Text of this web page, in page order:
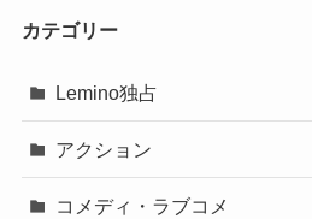
カテゴリー
Lemino独占
アクション
コメディ・ラブコメ